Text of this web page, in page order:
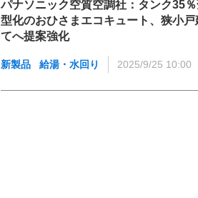
パナソニック空質空調社：タンク35
型化のおひさまエコキュート、狭小戸
てへ提案強化
新製品 給湯・水回り 2025/9/25 10:00